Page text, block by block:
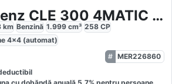
Mercedes-Benz CLE 300 4MATIC AMG Line
km Benzină 1.999 cm³ 258 CP
4x4 (automat)
MER226860